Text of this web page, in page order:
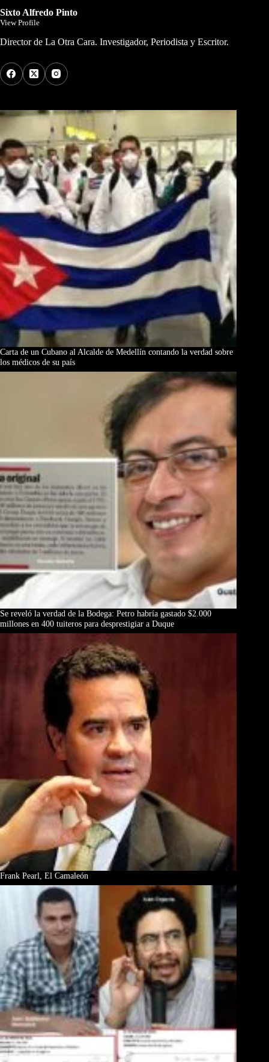
Sixto Alfredo Pinto
View Profile
Director de La Otra Cara. Investigador, Periodista y Escritor.
Carta de un Cubano al Alcalde de Medellín contando la verdad sobre
los médicos de su país
Se reveló la verdad de la Bodega: Petro habría gastado $2.000
millones en 400 tuiteros para desprestigiar a Duque
Frank Pearl, El Camaleón